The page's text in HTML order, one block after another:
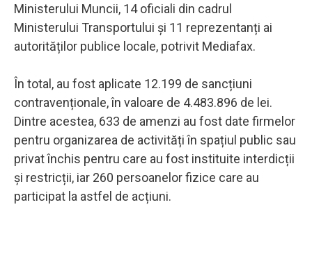
Ministerului Muncii, 14 oficiali din cadrul
Ministerului Transportului și 11 reprezentanți ai
autorităților publice locale, potrivit Mediafax.
În total, au fost aplicate 12.199 de sancțiuni
contravenționale, în valoare de 4.483.896 de lei.
Dintre acestea, 633 de amenzi au fost date firmelor
pentru organizarea de activități în spațiul public sau
privat închis pentru care au fost instituite interdicții
și restricții, iar 260 persoanelor fizice care au
participat la astfel de acțiuni.